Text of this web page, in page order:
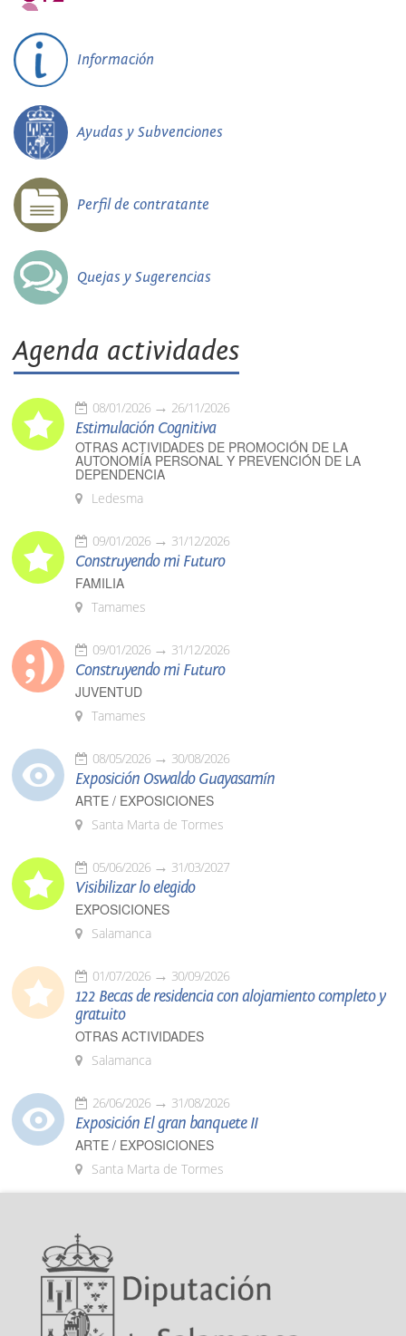
Información
Ayudas y Subvenciones
Perfil de contratante
Quejas y Sugerencias
Agenda actividades
08/01/2026 26/11/2026
Estimulación Cognitiva
OTRAS ACTIVIDADES DE PROMOCIÓN DE LA
AUTONOMÍA PERSONAL Y PREVENCIÓN DE LA
DEPENDENCIA
Ledesma
09/01/2026 31/12/2026
Construyendo mi Futuro
FAMILIA
Tamames
09/01/2026 31/12/2026
Construyendo mi Futuro
JUVENTUD
Tamames
08/05/2026 30/08/2026
Exposición Oswaldo Guayasamín
ARTE / EXPOSICIONES
Santa Marta de Tormes
05/06/2026 31/03/2027
Visibilizar lo elegido
EXPOSICIONES
Salamanca
01/07/2026 30/09/2026
122 Becas de residencia con alojamiento completo y
gratuito
OTRAS ACTIVIDADES
Salamanca
26/06/2026 31/08/2026
Exposición El gran banquete II
ARTE / EXPOSICIONES
Santa Marta de Tormes